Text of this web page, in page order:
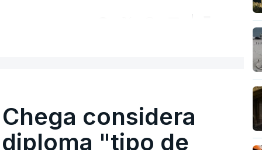
considera
"tipo de